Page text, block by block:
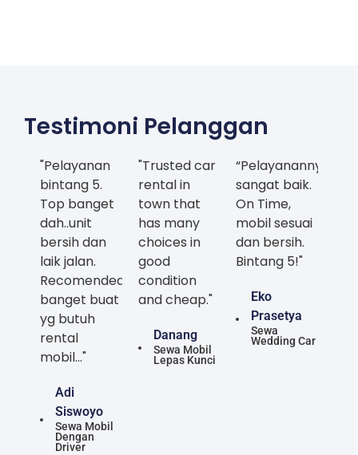
Testimoni Pelanggan
"Pelayanan
bintang 5.
Top banget
dah..unit
bersih dan
laik jalan.
Recomended
banget buat
yg butuh
rental
mobil..."
Adi
Siswoyo
Sewa Mobil
Dengan
Driver
"Trusted car
rental in
town that
has many
choices in
good
condition
and cheap."
Danang
Sewa Mobil
Lepas Kunci
“Pelayanannya
sangat baik.
On Time,
mobil sesuai
dan bersih.
Bintang 5!"
Eko
Prasetya
Sewa
Wedding Car